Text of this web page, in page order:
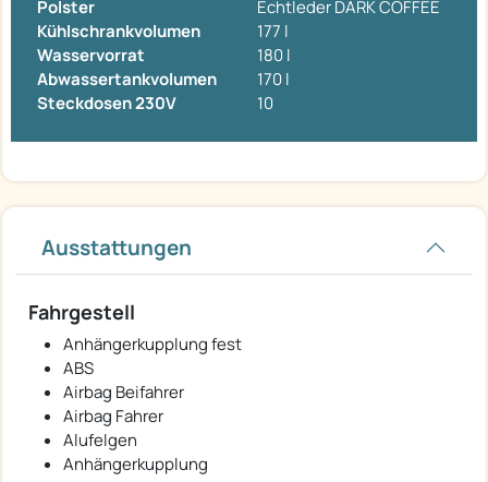
Polster
Echtleder DARK COFFEE
Kühlschrankvolumen
177 l
Wasservorrat
180 l
Abwassertankvolumen
170 l
Steckdosen 230V
10
Ausstattungen
Fahrgestell
Anhängerkupplung fest
ABS
Airbag Beifahrer
Airbag Fahrer
Alufelgen
Anhängerkupplung